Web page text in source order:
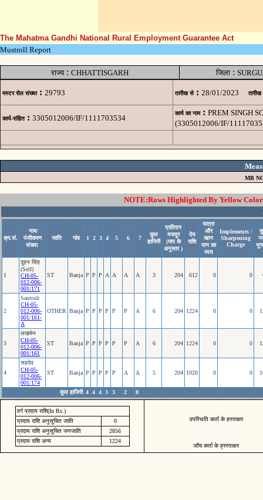
The Mahatma Gandhi National Rural Employment Guarantee Act
Mustroll Report
राज्य: CHHATTISGARH जिला :
मस्टर रोल संख्या : 29793 तारीख से : 28/01/2023 तारीख
कार्य-संहित : 3305012006/IF/1111703534
कार्य का नाम : PREM SINGH
(3305012006/IF/
MB
NOTE:Rows Highlighted By Yellow
क्र.सं.
नाम/
पंजीकरण
संख्या
जाति गांव 1 2 3 4 5 6 7
कुल
हाजिरी
प्रतिदन
मजदूर
(माप के
अनुसार )
देय
राशि
यात्रा
और
खान
पान का
व्यय
Implements /
Sharpening
Charge
1
दुहन सिंह
(Self)
CH-05-
012-006-
001/171
ST Banja P P P A A A A 3 204 612 0 0
2
Santosh
CH-05-
012-006-
001/161-
A
OTHER Banja P P P P P P A 6 204 1224 0 0
3
लखमेन
CH-05-
012-006-
001/161
ST Banja P P P P P P A 6 204 1224 0 0
4
सहदेव
CH-05-
012-006-
001/174
ST Banja P P P P P A A 5 204 1020 0 0
कुल हाजिरी 4 4 4 3 3 2 0
वर्ग प्रदाय राशि(In Rs.)
प्रदाय राशि अनुसूचित जाति
0
प्रदाय राशि अनुसूचित जनजाति
2856
प्रदाय राशि अन्य
1224
उपस्थिति कर्ता के हस्ताक्षर
जॉच कर्ता के ह्रस्ताक्षर